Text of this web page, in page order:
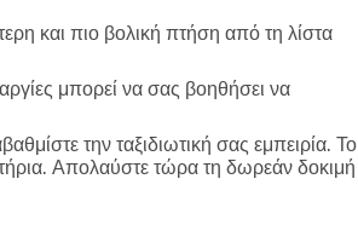
και πιο βολική πτήση από τη λίστα
μπορεί να σας βοηθήσει να
την ταξιδιωτική σας εμπειρία. Το
Απολαύστε τώρα τη δωρεάν δοκιμή